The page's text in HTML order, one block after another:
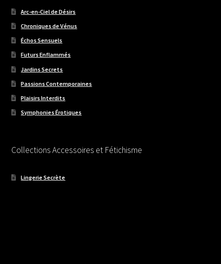
Arc-en-Ciel de Désirs
Chroniques de Vénus
Échos Sensuels
Futurs Enflammés
Jardins Secrets
Passions Contemporaines
Plaisirs Interdits
Symphonies Érotiques
Collections Accessoires et Fétichisme
Lingerie Secrète